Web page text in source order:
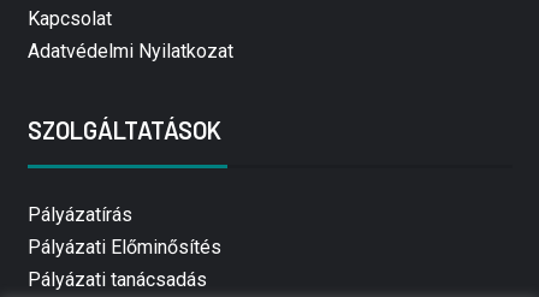
Kapcsolat
Adatvédelmi Nyilatkozat
SZOLGÁLTATÁSOK
Pályázatírás
Pályázati Előminősítés
Pályázati tanácsadás